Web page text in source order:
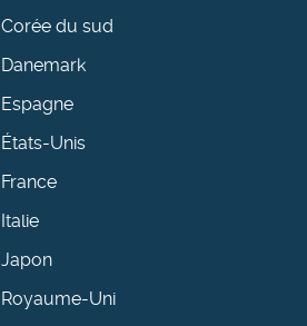
Corée du sud
Danemark
Espagne
États-Unis
France
Italie
Japon
Royaume-Uni